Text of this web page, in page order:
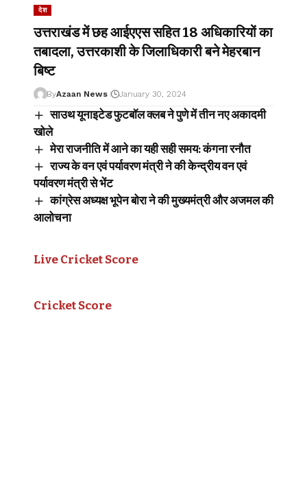
देश
उत्तराखंड में छह आईएएस सहित 18 अधिकारियों का
तबादला, उत्तरकाशी के जिलाधिकारी बने मेहरबान
बिष्ट
ByAzaan News January 30, 2024
साउथ यूनाइटेड फुटबॉल क्लब ने पुणे में तीन नए अकादमी
खोले
मेरा राजनीति में आने का यही सही समय: कंगना रनौत
राज्य के वन एवं पर्यावरण मंत्री ने की केन्द्रीय वन एवं
पर्यावरण मंत्री से भेंट
कांग्रेस अध्यक्ष भूपेन बोरा ने की मुख्यमंत्री और अजमल की
आलोचना
Live Cricket Score
Cricket Score